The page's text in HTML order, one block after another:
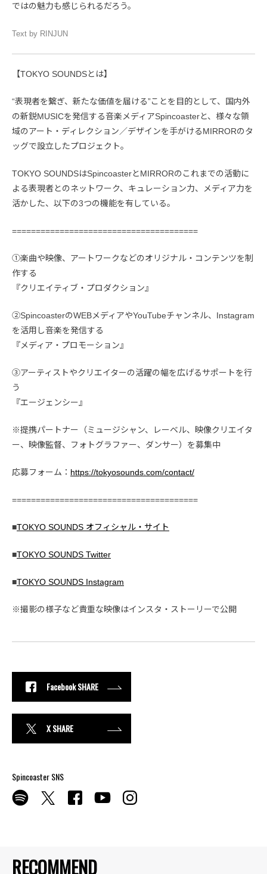
RECOMMEND
ではの魅力も感じられるだろう。
Text by RINJUN
【TOKYO SOUNDSとは】
“表現者を繋ぎ、新たな価値を届ける”ことを目的として、国内外
の新鋭MUSICを発信する音楽メディアSpincoasterと、様々な領
域のアート・ディレクション／デザインを手がけるMIRRORのタ
ッグで設立したプロジェクト。
TOKYO SOUNDSはSpincoasterとMIRRORのこれまでの活動に
よる表現者とのネットワーク、キュレーション力、メディア力を
活かした、以下の3つの機能を有している。
=======================================
①楽曲や映像、アートワークなどのオリジナル・コンテンツを制
作する
『クリエイティブ・プロダクション』
②SpincoasterのWEBメディアやYouTubeチャンネル、Instagram
を活用し音楽を発信する
『メディア・プロモーション』
③アーティストやクリエイターの活躍の幅を広げるサポートを行
う
『エージェンシー』
※提携パートナー（ミュージシャン、レーベル、映像クリエイタ
ー、映像監督、フォトグラファー、ダンサー）を募集中
応募フォーム： https://tokyosounds.com/contact/
=======================================
■TOKYO SOUNDS オフィシャル・サイト
■TOKYO SOUNDS Twitter
■TOKYO SOUNDS Instagram
※撮影の様子など貴重な映像はインスタ・ストーリーで公開
Facebook SHARE
X SHARE
Spincoaster SNS